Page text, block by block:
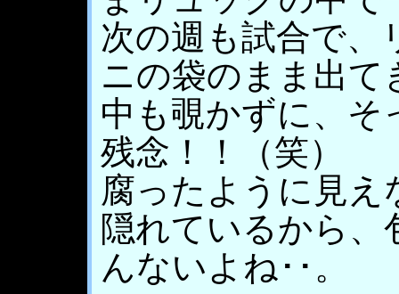
次の週も試合で、
ニの袋のまま出て
中も覗かずに、そ
残念！！（笑）
腐ったように見
隠れているから
んないよね･･。